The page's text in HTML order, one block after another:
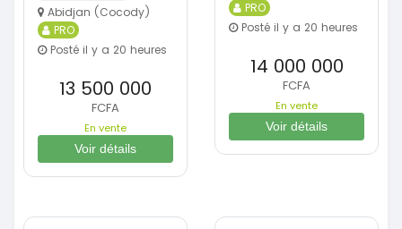
Abidjan (Cocody)
PRO
Posté il y a 20 heures
13 500 000
FCFA
En vente
Voir détails
PRO
Posté il y a 20 heures
14 000 000
FCFA
En vente
Voir détails